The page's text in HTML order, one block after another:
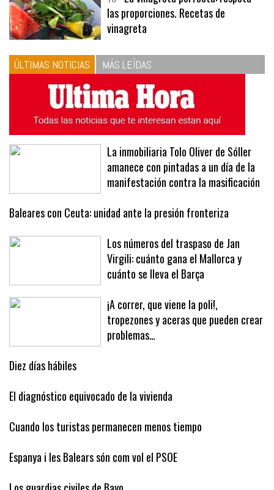
10La vinagreta perfecta: respeta
las proporciones. Recetas de
vinagreta
ÚLTIMAS NOTICIAS MÁS LEÍDAS
La inmobiliaria Tolo Oliver de Sóller
amanece con pintadas a un día de la
manifestación contra la masificación
Baleares con Ceuta: unidad ante la presión fronteriza
Los números del traspaso de Jan
Virgili: cuánto gana el Mallorca y
cuánto se lleva el Barça
¡A correr, que viene la poli!,
tropezones y aceras que pueden crear
Diez días hábiles
El diagnóstico equivocado de la vivienda
Cuando los turistas permanecen menos tiempo
Espanya i les Balears són com vol el PSOE